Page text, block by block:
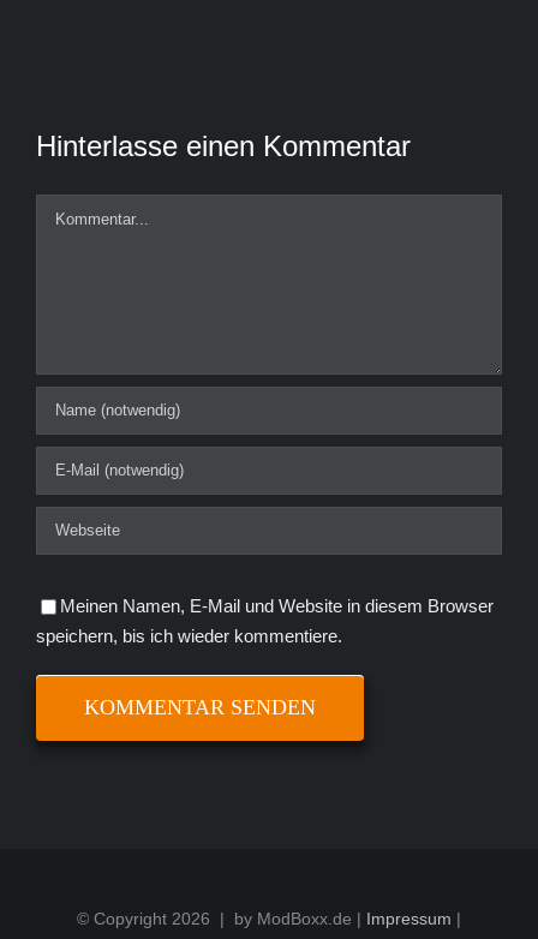
Hinterlasse einen Kommentar
Kommentar
Meinen Namen, E-Mail und Website in diesem Browser
speichern, bis ich wieder kommentiere.
© Copyright 2026 | by ModBoxx.de | Impressum |